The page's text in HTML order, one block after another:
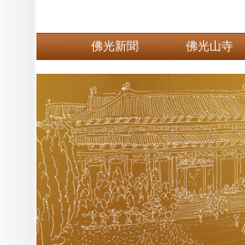
佛光新聞 佛光山寺